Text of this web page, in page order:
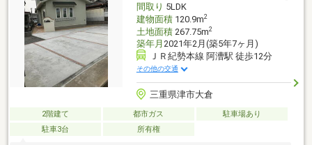
間取り 5LDK
建物面積120.9m2
土地面積267.75m2
築年月 2021年2月(築5年7ヶ月)
ＪＲ紀勢本線 阿漕駅 徒歩12分
その他の交通
三重県津市大倉
2階建て 都市ガス
駐車場あり
駐車3台
所有権